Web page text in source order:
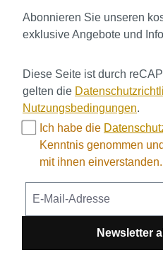
Abonnieren Sie unseren
exklusive Angebote und
Diese Seite ist durch
gelten die
Nutzungsbedingungen.
Ich habe die
Kenntnis genommen
mit ihnen einverstanden.
Newsletter